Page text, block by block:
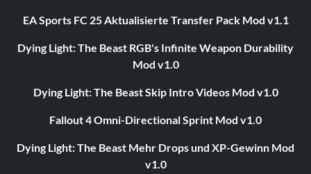
EA Sports FC 25 Aktualisierte Transfer Pack Mod v1.1
Dying Light: The Beast RGB's Infinite Weapon Durability
Mod v1.0
Dying Light: The Beast Skip Intro Videos Mod v1.0
Fallout 4 Omni-Directional Sprint Mod v1.0
Dying Light: The Beast Mehr Drops und XP-Gewinn Mod
v1.0